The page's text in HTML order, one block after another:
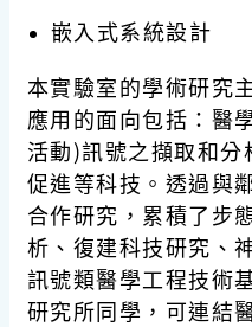
嵌入式系統設計
本實驗室的學術研究
應用的面向包括：醫
活動)訊號之擷取和
促進等科技。透過與
合作研究，累積了步
析、復建科技研究、
訊號類醫學工程技術
研究所同學，可連結